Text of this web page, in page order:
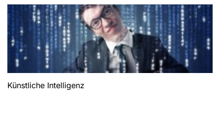
Künstliche Intelligenz